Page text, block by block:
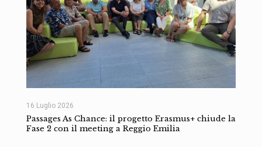
16 Luglio 2026
Passages As Chance: il progetto Erasmus+ chiude la
Fase 2 con il meeting a Reggio Emilia